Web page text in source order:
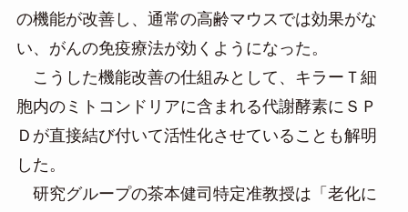
の機能が改善し、通常の高齢マウスでは効果がな
い、がんの免疫療法が効くようになった。
こうした機能改善の仕組みとして、キラーＴ細
胞内のミトコンドリアに含まれる代謝酵素にＳＰ
Ｄが直接結び付いて活性化させていることも解明
した。
研究グループの茶本健司特定准教授は「老化に